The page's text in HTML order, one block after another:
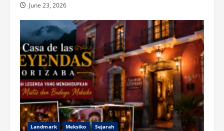
June 23, 2026
Landmark Meksiko
Sejarah